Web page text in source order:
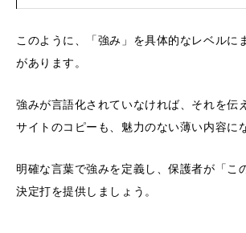
このように、「強み」を具体的なレベルに
があります。
強みが言語化されていなければ、それを伝
サイトのコピーも、魅力のない薄い内容に
明確な言葉で強みを定義し、保護者が「こ
決定打を提供しましょう。